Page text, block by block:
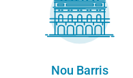
Nou Barris